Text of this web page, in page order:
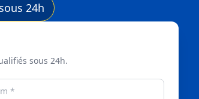
24h
sous 24h.